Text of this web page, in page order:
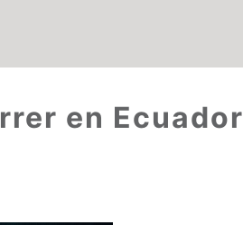
en Ecuador